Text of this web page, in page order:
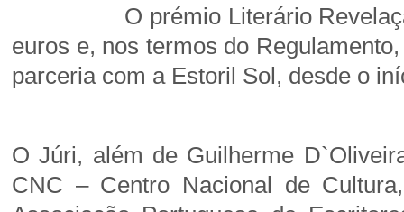
O prémio Literário Revelação
euros e, nos termos do
parceria com a Estoril Sol, desde o
O Júri, além de Guilherme
CNC – Centro Nacional de